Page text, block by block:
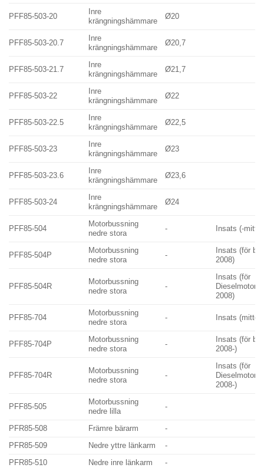
PFF85-503-20
Inre
krängningshämmare
Ø20
PFF85-503-20.7
Inre
krängningshämmare
Ø20,7
PFF85-503-21.7
Inre
krängningshämmare
Ø21,7
PFF85-503-22
Inre
krängningshämmare
Ø22
PFF85-503-22.5
Inre
krängningshämmare
Ø22,5
PFF85-503-23
Inre
krängningshämmare
Ø23
PFF85-503-23.6
Inre
krängningshämmare
Ø23,6
PFF85-503-24
Inre
krängningshämmare
Ø24
PFF85-504
Motorbussning
nedre stora
- Insats (-
PFF85-504P
Motorbussning
nedre stora
-
Insats (för
2008)
PFF85-504R
Motorbussning
nedre stora
-
Insats (för
Dieselmotor -
2008)
PFF85-704
Motorbussning
nedre stora
- Insats
PFF85-704P
Motorbussning
nedre stora
-
Insats (för
2008-)
PFF85-704R
Motorbussning
nedre stora
-
Insats (för
Dieselmotor
2008-)
PFF85-505
Motorbussning
nedre lilla
-
PFR85-508 Främre bärarm -
PFR85-509 Nedre yttre länkarm -
PFR85-510 Nedre inre länkarm -